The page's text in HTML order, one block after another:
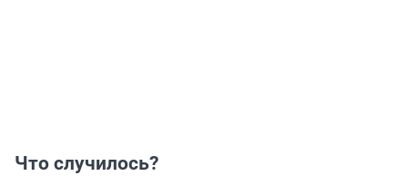
Что случилось?